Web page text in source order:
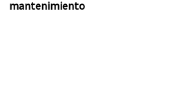
mantenimiento